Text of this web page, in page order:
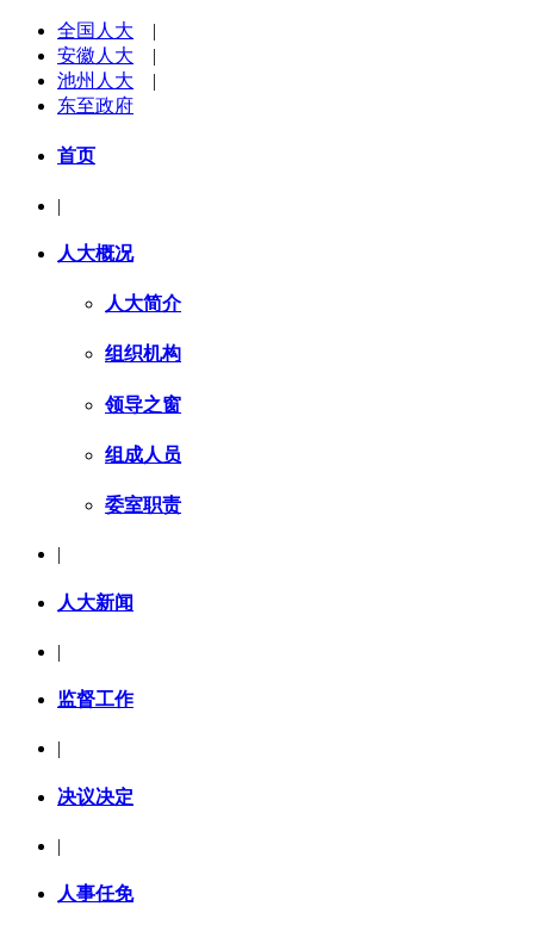
全国人大 |
安徽人大 |
池州人大 |
东至政府
首页
|
人大概况
人大简介
组织机构
领导之窗
组成人员
委室职责
|
人大新闻
|
监督工作
决议决定
|
人事任免